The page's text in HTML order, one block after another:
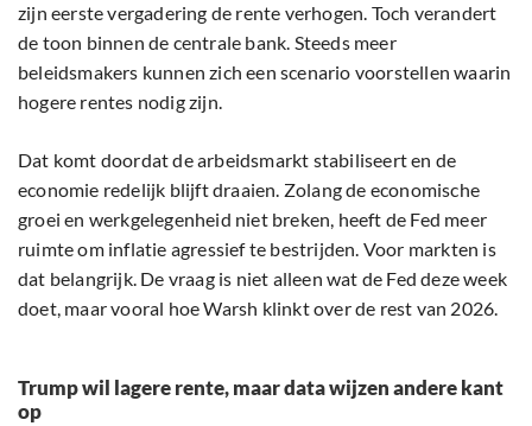
zijn eerste vergadering de rente verhogen. Toch verandert
de toon binnen de centrale bank. Steeds meer
beleidsmakers kunnen zich een scenario voorstellen waarin
hogere rentes nodig zijn.
Dat komt doordat de arbeidsmarkt stabiliseert en de
economie redelijk blijft draaien. Zolang de economische
groei en werkgelegenheid niet breken, heeft de Fed meer
ruimte om inflatie agressief te bestrijden. Voor markten is
dat belangrijk. De vraag is niet alleen wat de Fed deze week
doet, maar vooral hoe Warsh klinkt over de rest van 2026.
Trump wil lagere rente, maar data wijzen andere kant
op